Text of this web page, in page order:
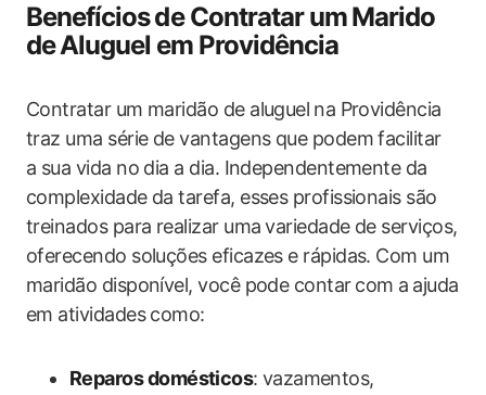
Benefícios⁣ de Contratar um ⁣Marido⁤
de ⁤Aluguel ⁤em Providência
Contratar um maridão ​de aluguel⁣ na Providência
‍traz uma série de‌ vantagens que podem facilitar
‍a sua vida no dia a dia.‍ Independentemente da
complexidade da tarefa, esses profissionais são
treinados para realizar uma ⁣variedade de ‌serviços,
oferecendo ‍soluções eficazes e rápidas. Com um
maridão disponível, você pode contar ⁤com ⁤a ⁢ajuda
em atividades ‌como:
Reparos‌ domésticos:⁤ vazamentos,